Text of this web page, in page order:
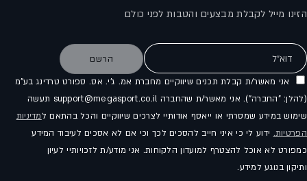
הזינו מייל לקבלת מבצעים והטבות לפני כולם
דוא"ל הרשם
אני מאשר/ת קבלת תכנים שיווקיים מחברת אמ. ג'י. אס. ספורט טרדינג בע"מ
(להלן: "החברה"). אני מאשר/ת שהחברה support@megasport.co.il תעשה
שימוש במידע שמסרתי או ייאסף אודותיי לצרכים שיווקיים והכל בהתאם למדיניות
הפרטיות. ידוע לי כי איני חייב להסכים לכך וכי אם לא אסכים לעיבוד המידע
כמפורט לא אוכל להצטרף למועדון הלקוחות. אני מודע/ת לזכויותיי לעיון
ותיקון בנוגע למידע.